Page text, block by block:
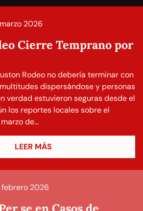
2026
Cierre Temprano por
Rodeo no debería terminar con
dispersándose y personas
verdad estuvieron seguras desde el
los reportes locales sobre el
de...
LEER MÁS
febrero 2026